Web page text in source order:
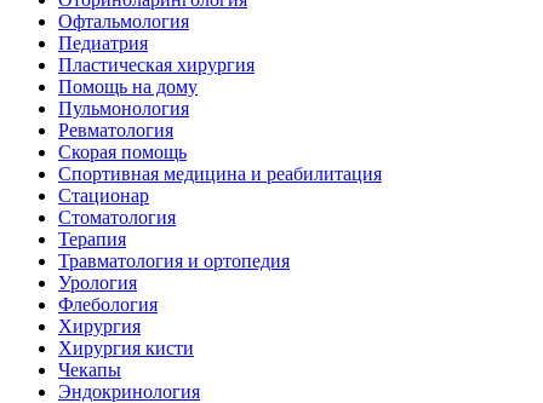
Офтальмология
Педиатрия
Пластическая хирургия
Помощь на дому
Пульмонология
Ревматология
Скорая помощь
Спортивная медицина и реабилитация
Стационар
Стоматология
Терапия
Травматология и ортопедия
Урология
Флебология
Хирургия
Хирургия кисти
Чекапы
Эндокринология